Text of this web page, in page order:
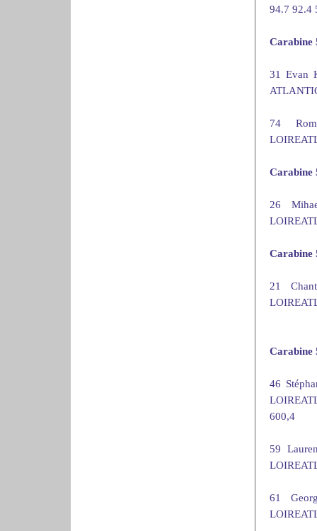
94.7 92.4
Carabine
31 Evan
74
Carabine
26
Carabine
21
Carabine
46
600,4
59
61